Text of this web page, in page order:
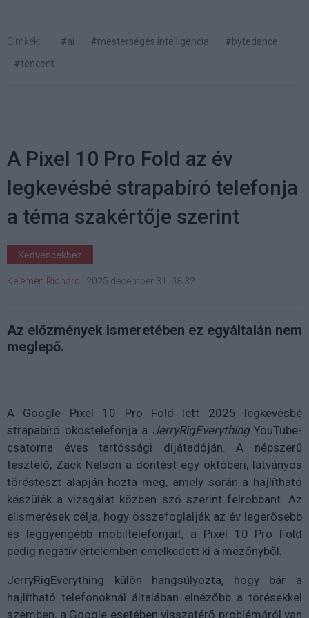
Címkék: #ai #mesterséges intelligencia
#bytedance
#tencent
A Pixel 10 Pro Fold az év
legkevésbé strapabíró telefonja
a téma szakértője szerint
Kedvencekhez
Kelemen Richárd 2025 december 31. 08:32
Az előzmények ismeretében ez egyáltalán nem
meglepő.
A Google Pixel 10 Pro Fold lett 2025 legkevésbé
strapabíró okostelefonja a JerryRigEverythingYouTube-
csatorna éves tartóssági díjátadóján. A népszerű
tesztelő, Zack Nelson a döntést egy októberi, látványos
törésteszt alapján hozta meg, amely során a hajlítható
készülék a vizsgálat közben szó szerint felrobbant. Az
elismerések célja, hogy összefoglalják az év legerősebb
és leggyengébb mobiltelefonjait, a Pixel 10 Pro Fold
pedig negatív értelemben emelkedett ki a mezőnyből.
JerryRigEverything külön hangsúlyozta, hogy bár a
hajlítható telefonoknál általában elnézőbb a törésekkel
szemben, a Google esetében visszatérő problémáról van